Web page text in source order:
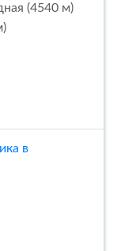
(4540 м)
в